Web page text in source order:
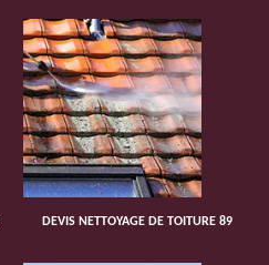
DEVIS NETTOYAGE DE TOITURE 89